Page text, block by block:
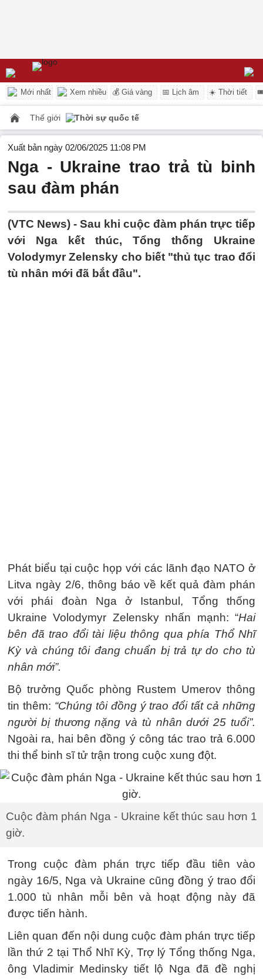
Mới nhất Xem nhiều 💰 Giá vàng 📅 Lịch âm ☀️ Thời tiết
Thế giới Thời sự quốc tế
Xuất bản ngày 02/06/2025 11:08 PM
Nga - Ukraine trao trả tù binh
sau đàm phán
(VTC News) - Sau khi cuộc đàm phán trực tiếp
với Nga kết thúc, Tổng thống Ukraine
Volodymyr Zelensky cho biết "thủ tục trao đổi
tù nhân mới đã bắt đầu".
Phát biểu tại cuộc họp với các lãnh đạo NATO ở
Litva ngày 2/6, thông báo về kết quả đàm phán
với phái đoàn Nga ở Istanbul, Tổng thống
Ukraine Volodymyr Zelensky nhấn mạnh: “Hai
bên đã trao đổi tài liệu thông qua phía Thổ Nhĩ
Kỳ và chúng tôi đang chuẩn bị trả tự do cho tù
nhân mới”.
Bộ trưởng Quốc phòng Rustem Umerov thông
tin thêm: “Chúng tôi đồng ý trao đổi tất cả những
người bị thương nặng và tù nhân dưới 25 tuổi”.
Ngoài ra, hai bên đồng ý công tác trao trả 6.000
thi thể binh sĩ tử trận trong cuộc xung đột.
Cuộc đàm phán Nga - Ukraine kết thúc sau hơn 1
giờ.
Trong cuộc đàm phán trực tiếp đầu tiên vào
ngày 16/5, Nga và Ukraine cũng đồng ý trao đổi
1.000 tù nhân mỗi bên và hoạt động này đã
được tiến hành.
Liên quan đến nội dung cuộc đàm phán trực tiếp
lần thứ 2 tại Thổ Nhĩ Kỳ, Trợ lý Tổng thống Nga,
ông Vladimir Medinsky tiết lộ Nga đã đề nghị